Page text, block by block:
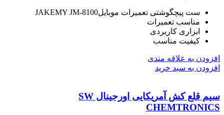
ست پیچگوشتی تعمیرات موبایلJAKEMY JM-8100
مناسب تعمیرات
ابزاری کاربردی
کیفیت مناسب
افزودن به علاقه مندی
افزودن به سبد خرید
سیم قلع کش آمریکایی اورجینال SW
CHEMTRONICS